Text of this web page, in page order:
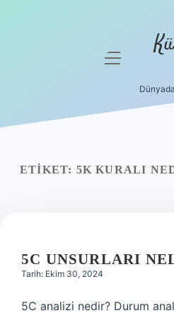
menüyü
ETIKET: 5K KURALI
5C UNSURLARI
Tarih: Ekim 30, 2024
5C analizi nedir? Durum